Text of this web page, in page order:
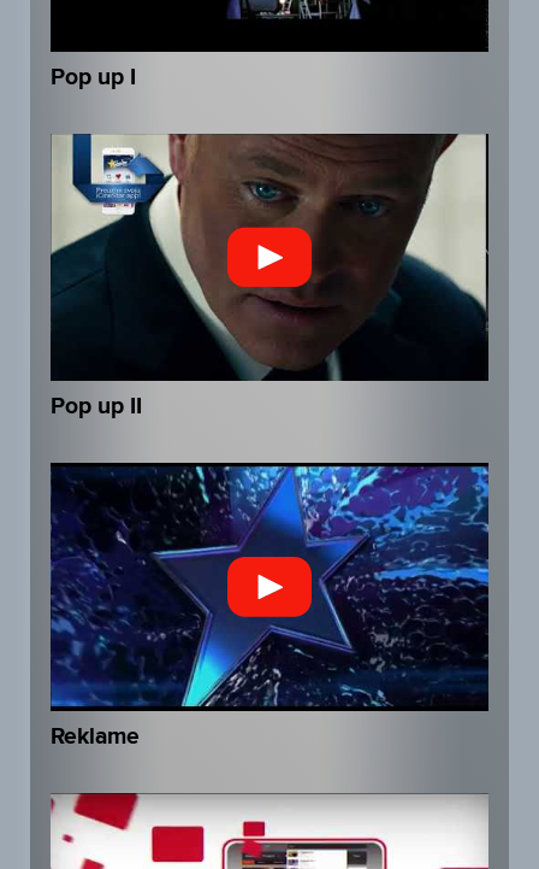
Pop up I
Pop up II
Reklame